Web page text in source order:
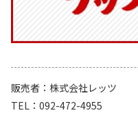
販売者
株式会社レッツ
TEL
092-472-4955